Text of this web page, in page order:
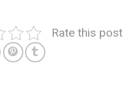
Rate this post